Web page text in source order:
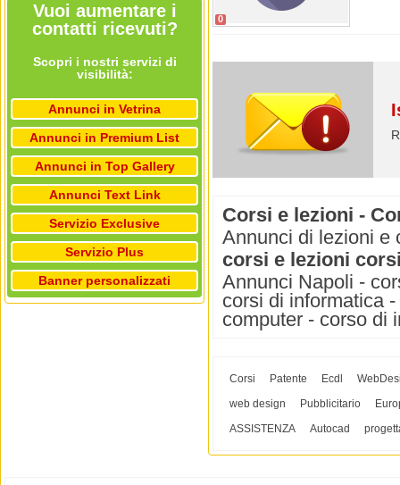
Vuoi aumentare i
contatti ricevuti?
Scopri i nostri servizi di
visibilità:
Annunci in Vetrina
Annunci in Premium List
Annunci in Top Gallery
Annunci Text Link
Servizio Exclusive
Servizio Plus
Banner personalizzati
0
Corsi e lezioni -
Annunci di lezioni e
corsi e lezioni
Annunci Napoli -
corsi di informatica
computer - corso di
Corsi Patente Ecdl
web design
Pubblicitario
ASSISTENZA
Autocad